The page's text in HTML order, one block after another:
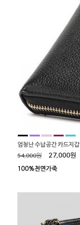
엄청난 수납공간 카드지갑
54,000원
27,000원